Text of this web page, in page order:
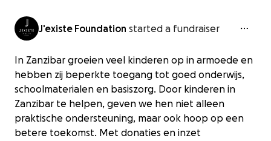
J'existe Foundation started a fundraiser
In Zanzibar groeien veel kinderen op in armoede en
hebben zij beperkte toegang tot goed onderwijs,
schoolmaterialen en basiszorg. Door kinderen in
Zanzibar te helpen, geven we hen niet alleen
praktische ondersteuning, maar ook hoop op een
betere toekomst. Met donaties en inzet